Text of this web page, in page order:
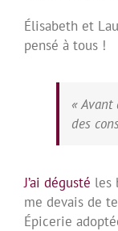
Élisabeth et
pensé à tous !
« Avant
des
J’ai dégusté les
me devais de
Épicerie